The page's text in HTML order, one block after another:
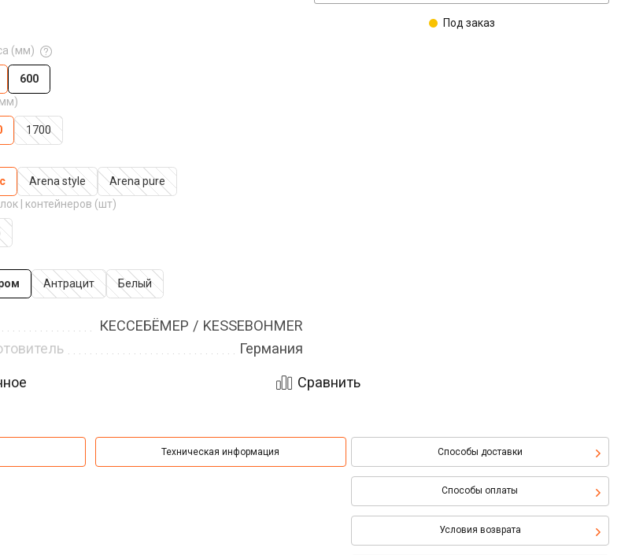
(мм)
600
1700
Arena style
Arena pure
| контейнеров (шт)
Антрацит Белый
КЕССЕБЁМЕР / KESSEBOHMER
Германия
Под заказ
Сравнить
Техническая информация Способы доставки
Способы оплаты
Условия возврата